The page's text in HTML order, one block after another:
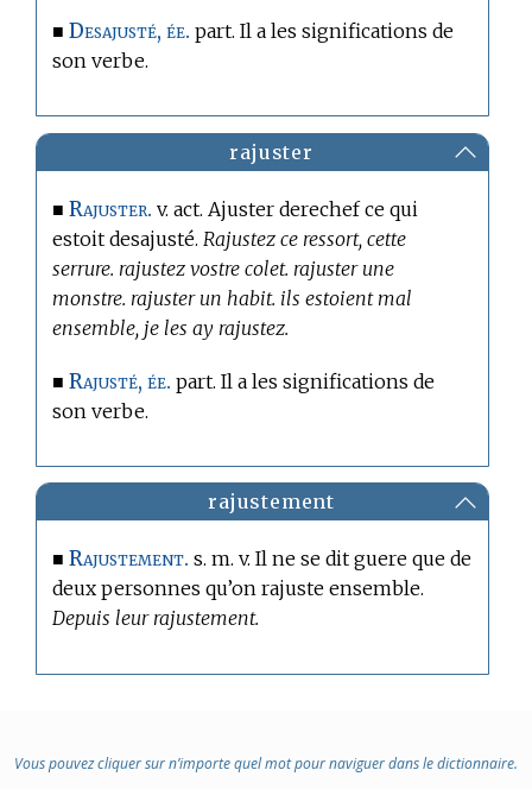
■Desajusté, ée. part. Il a les significations de
son verbe.
rajuster
■Rajuster. v. act. Ajuster derechef ce qui
estoit desajusté. Rajustez ce ressort, cette
serrure. rajustez vostre colet. rajuster une
monstre. rajuster un habit. ils estoient mal
ensemble, je les ay rajustez.
■Rajusté, ée. part. Il a les significations de
son verbe.
rajustement
■Rajustement. s. m. v. Il ne se dit guere que de
deux personnes qu’on rajuste ensemble.
Depuis leur rajustement.
Vous pouvez cliquer sur n’importe quel mot pour naviguer dans le dictionnaire.